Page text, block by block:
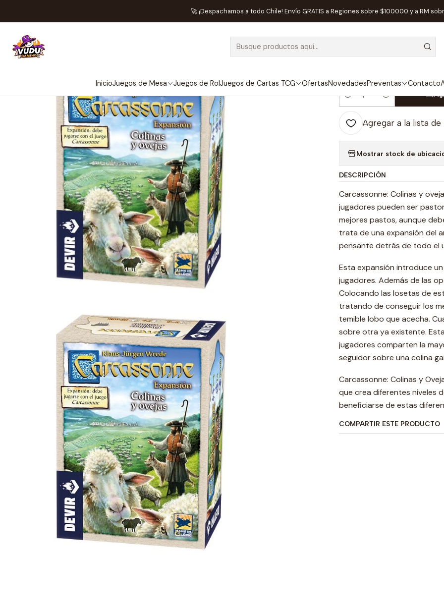
InicioJuegos de Mesa Juegos de RolJuegos de Cartas TCG OfertasNovedadesPreventas Contacto
🚀 ¡Despachamos a todo Chile! Envío GRATIS a Regiones sobre $100.000 y a RM
Juegos de Mesa Editorial Devir Carcassonne: Colinas y Ovejas (2da
Carcassonne:
Cantidad
Agregar a la lista
Mostrar stock de
DESCRIPCIÓN
Carcassonne: Colinas y
jugadores pueden ser
mejores pastos, aunque
trata de una expansión del
pensante detrás de todo el
Esta expansión introduce
jugadores. Además de las
Colocando las losetas de
tratando de conseguir los
temible lobo que acecha.
sobre otra ya existente.
jugadores comparten la
seguidor sobre una colina
Carcassonne: Colinas y
que crea diferentes niveles
beneficiarse de estas
COMPARTIR ESTE PRODUCTO